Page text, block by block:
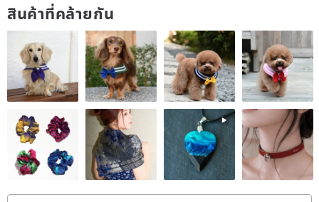
Collar width: 16 cm
Shoulder width: 30 cm
Sleeve length: 56 cm
Cuff width: 28 cm
Chest width: 41 cm
Length: 105 cm
Hem width: 130 cm
Side slit: X cm
Commodity status:
สินค้าที่คล้ายกัน